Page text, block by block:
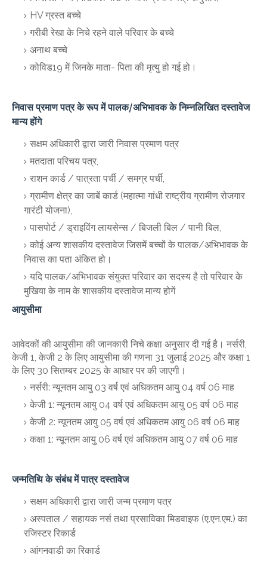
HV ग्रस्त बच्चे
गरीबी रेखा के निचे रहने वाले परिवार के बच्चे
अनाथ बच्चे
कोविड19 में जिनके माता- पिता की मृत्यु हो गई हो।
निवास प्रमाण पत्र के रूप में पालक/अभिभावक के निम्नलिखित दस्तावेज
मान्य होंगे
सक्षम अधिकारी द्वारा जारी निवास प्रमाण पत्र
मतदाता परिचय पत्र,
राशन कार्ड / पात्रता पर्ची / समग्र पर्ची,
ग्रामीण क्षेत्र का जाबें कार्ड (महात्मा गांधी राष्ट्रीय ग्रामीण रोजगार
गारंटी योजना),
पासपोर्ट / ड्राइविंग लायसेन्स / बिजली बिल / पानी बिल,
कोई अन्य शासकीय दस्तावेज जिसमें बच्चों के पालक/अभिभावक के
निवास का पता अंकित हो।
यदि पालक/अभिभावक संयुक्त परिवार का सदस्य है तो परिवार के
मुखिया के नाम के शासकीय दस्तावेज मान्य होगें
आयुसीमा
आवेदकों की आयुसीमा की जानकारी निचे कक्षा अनुसार दी गई है। नर्सरी,
केजी 1, केजी 2 के लिए आयुसीमा की गणना 31 जुलाई 2025 और कक्षा 1
के लिए 30 सितम्बर 2025 के आधार पर की जाएगी।
नर्सरी: न्यूनतम आयु 03 वर्ष एवं अधिकतम आयु 04 वर्ष 06 माह
केजी 1: न्यूनतम आयु 04 वर्ष एवं अधिकतम आयु 05 वर्ष 06 माह
केजी 2: न्यूनतम आयु 05 वर्ष एवं अधिकतम आयु 06 वर्ष 06 माह
कक्षा 1: न्यूनतम आयु 06 वर्ष एवं अधिकतम आयु 07 वर्ष 06 माह
जन्मतिथि के संबंध में पात्र दस्तावेज
सक्षम अधिकारी द्वारा जारी जन्म प्रमाण पत्र
अस्पताल / सहायक नर्स तथा प्रसाविका मिडवाइफ (ए.एन.एम.) का
रजिस्टर रिकार्ड
आंगनवाडी का रिकार्ड